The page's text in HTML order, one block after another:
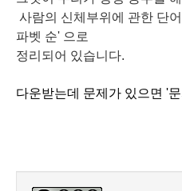
사람의 신체부위에 관한 단
파벳 순' 으로
정리되어 있습니다.
다운받는데 문제가 있으면 '